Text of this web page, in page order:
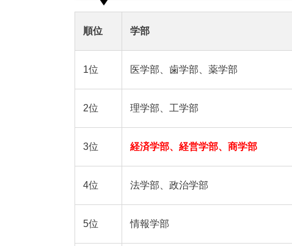
順位 学部
1位 医学部、歯学部、薬学部
2位 理学部、工学部
3位 経済学部、経営学部、商学部
4位 法学部、政治学部
5位 情報学部